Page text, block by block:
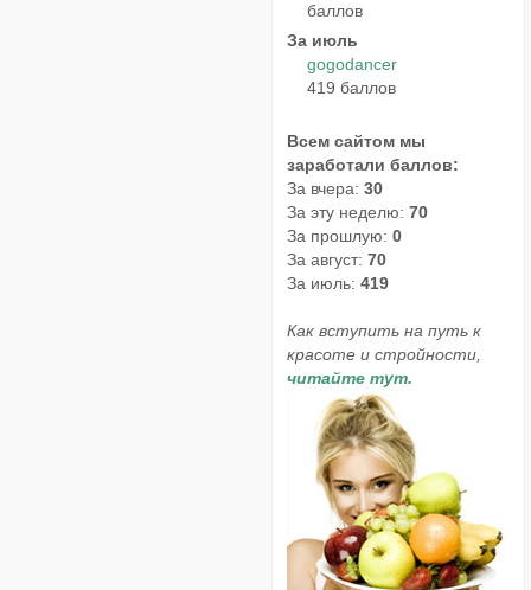
баллов
За июль
gogodancer
419 баллов
Всем сайтом мы
заработали баллов:
За вчера: 30
За эту неделю: 70
За прошлую: 0
За август: 70
За июль: 419
Как вступить на путь к
красоте и стройности,
читайте тут.